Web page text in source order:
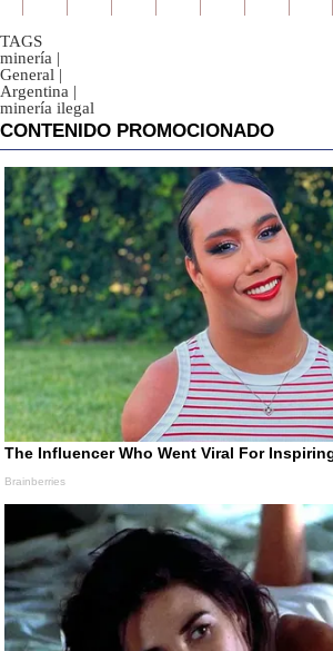
TAGS
minería |
General |
Argentina |
minería ilegal